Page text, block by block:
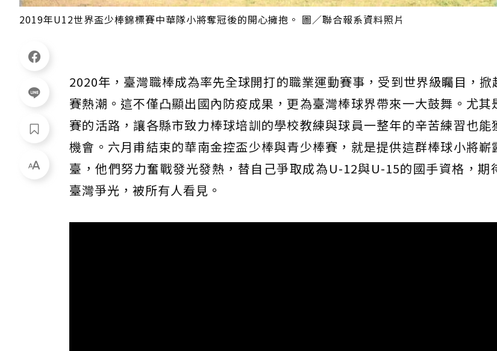
2019年U12世界盃少棒錦標賽中華隊小將奪冠後的開心擁抱。 圖／聯合報系資料照片
2020年，臺灣職棒成為率先全球開打的職業運動賽事，受到世界級矚目，掀
賽熱潮。這不僅凸顯出國內防疫成果，更為臺灣棒球界帶來一大鼓舞。尤其
賽的活路，讓各縣市致力棒球培訓的學校教練與球員一整年的辛苦練習也能
機會。六月甫結束的華南金控盃少棒與青少棒賽，就是提供這群棒球小將嶄
臺，他們努力奮戰發光發熱，替自己爭取成為U-12與U-15的國手資格，期
臺灣爭光，被所有人看見。